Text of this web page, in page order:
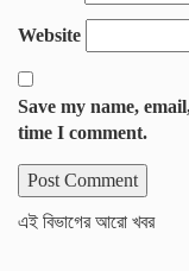
Website
Save my name,
time I comment.
এই বিভাগের আরো খবর